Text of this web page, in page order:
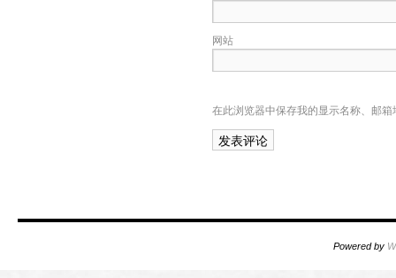
网站
在此浏览器中保存我的显示名称、邮
Powered by